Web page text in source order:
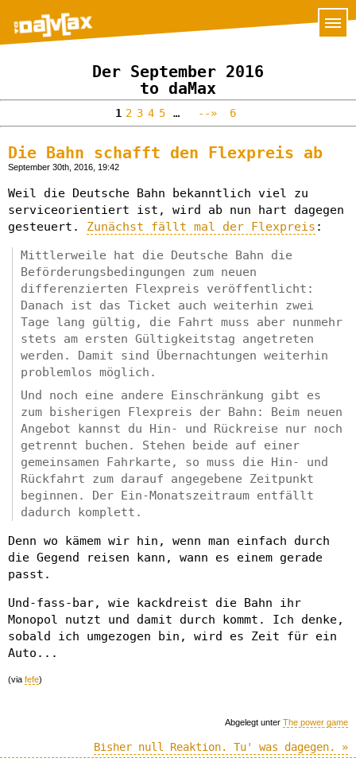
Der September 2016
to daMax
1 2 3 4 5 … --» 6
Die Bahn schafft den Flexpreis ab
September 30th, 2016, 19:42
Weil die Deutsche Bahn bekanntlich viel zu
serviceorientiert ist, wird ab nun hart dagegen
gesteuert. Zunächst fällt mal der Flexpreis :
Mittlerweile hat die Deutsche Bahn die
Beförderungsbedingungen zum neuen
differenzierten Flexpreis veröffentlicht:
Danach ist das Ticket auch weiterhin zwei
Tage lang gültig, die Fahrt muss aber nunmehr
stets am ersten Gültigkeitstag angetreten
werden. Damit sind Übernachtungen weiterhin
problemlos möglich.
Und noch eine andere Einschränkung gibt es
zum bisherigen Flexpreis der Bahn: Beim neuen
Angebot kannst du Hin- und Rückreise nur noch
getrennt buchen. Stehen beide auf einer
gemeinsamen Fahrkarte, so muss die Hin- und
Rückfahrt zum darauf angegebene Zeitpunkt
beginnen. Der Ein-Monatszeitraum entfällt
dadurch komplett.
Denn wo kämem wir hin, wenn man einfach durch
die Gegend reisen kann, wann es einem gerade
passt.
Und-fass-bar, wie kackdreist die Bahn ihr
Monopol nutzt und damit durch kommt. Ich denke,
sobald ich umgezogen bin, wird es Zeit für ein
Auto...
(via fefe)
Abgelegt unter The power game
Bisher null Reaktion. Tu' was dagegen. »